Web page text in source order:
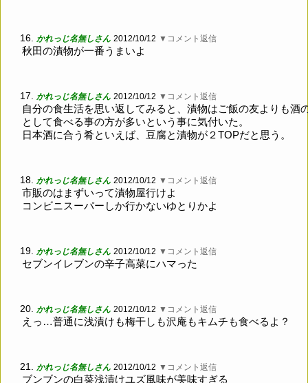
16. かれっじ名無しさん 2012/10/12 ▼コメント返信
秋田の漬物が一番うまいよ
17. かれっじ名無しさん 2012/10/12 ▼コメント返信
自分の食生活を思い返してみると、漬物はご飯の友よりも酒
として食べる事の方が多いという事に気付いた。
日本酒に合う肴といえば、豆腐と漬物が２TOPだと思う。
18. かれっじ名無しさん 2012/10/12 ▼コメント返信
市販のはまずいって漬物屋行けよ
コンビニスーパーしか行かないゆとりかよ
19. かれっじ名無しさん 2012/10/12 ▼コメント返信
セブンイレブンの辛子高菜にハマった
20. かれっじ名無しさん 2012/10/12 ▼コメント返信
えっ…普通に浅漬けも梅干しも沢庵もキムチも食べるよ？
21. かれっじ名無しさん 2012/10/12 ▼コメント返信
ブンブンの白菜浅漬けユズ風味が美味すぎる